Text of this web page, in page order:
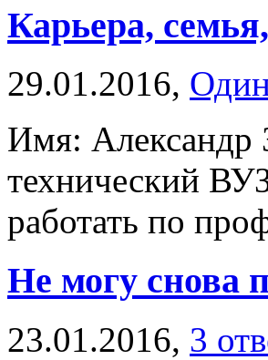
Карьера,
29.01.2016,
Имя: Александр
технический
работать по
Не могу снова
23.01.2016, 3